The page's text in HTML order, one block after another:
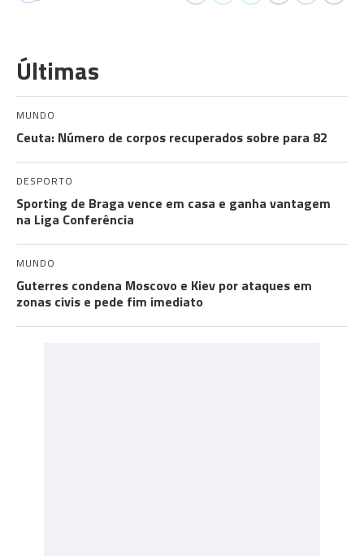
Últimas
MUNDO
Ceuta: Número de corpos recuperados sobre para 82
DESPORTO
Sporting de Braga vence em casa e ganha vantagem
na Liga Conferência
MUNDO
Guterres condena Moscovo e Kiev por ataques em
zonas civis e pede fim imediato